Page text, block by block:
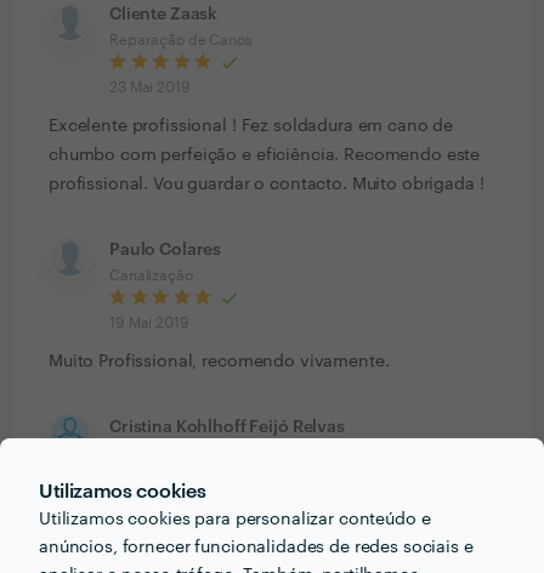
Utilizamos cookies
Utilizamos cookies para personalizar conteúdo e
anúncios, fornecer funcionalidades de redes sociais e
Cliente Zaask
Reparação de Canos
23 Mai 2019
Excelente profissional ! Fez soldadura em cano de
chumbo com perfeição e eficiência. Recomendo este
profissional. Vou guardar o contacto. Muito obrigada !
Paulo Colares
Canalização
19 Mai 2019
Muito Profissional, recomendo vivamente.
Cristina Kohlhoff Feijó Relvas
2 Mai 2019
Muito profissional, o serviço ficou bem feito e notou-se
preocupação com o cliente.